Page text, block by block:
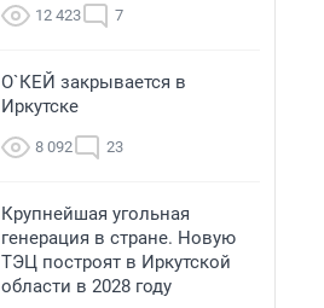
12 423 7
О`КЕЙ закрывается в
Иркутске
8 092 23
Крупнейшая угольная
генерация в стране. Новую
ТЭЦ построят в Иркутской
области в 2028 году